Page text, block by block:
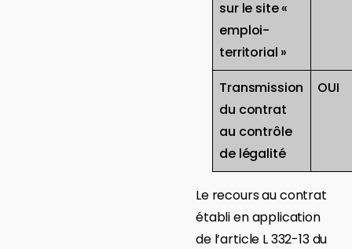
sur le site «
emploi-
territorial »
Transmission
du contrat
au contrôle
de légalité
OUI
Le recours au contrat
établi en application
de l’article L 332-13 du